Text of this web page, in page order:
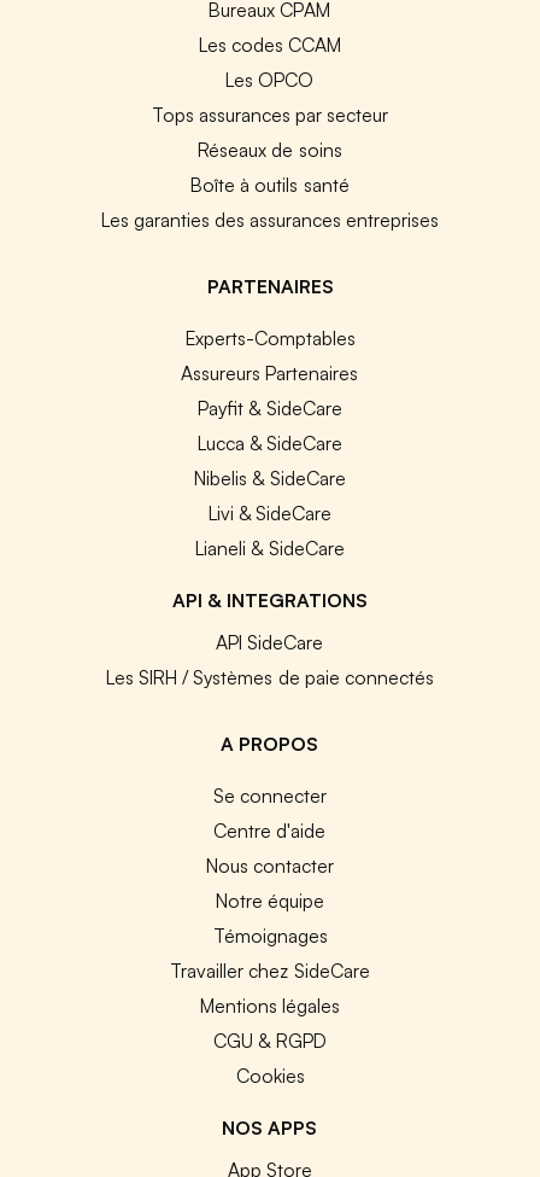
Bureaux CPAM
Les codes CCAM
Les OPCO
Tops assurances par secteur
Réseaux de soins
Boîte à outils santé
Les garanties des assurances entreprises
PARTENAIRES
Experts-Comptables
Assureurs Partenaires
Payfit & SideCare
Lucca & SideCare
Nibelis & SideCare
Livi & SideCare
Lianeli & SideCare
API & INTEGRATIONS
API SideCare
Les SIRH / Systèmes de paie connectés
A PROPOS
Se connecter
Centre d'aide
Nous contacter
Notre équipe
Témoignages
Travailler chez SideCare
Mentions légales
CGU & RGPD
Cookies
NOS APPS
App Store